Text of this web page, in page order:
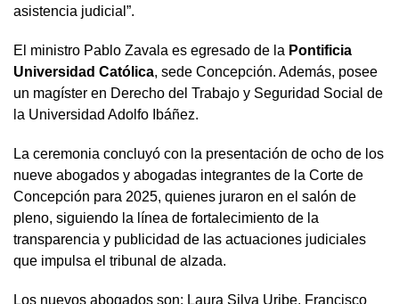
asistencia judicial”.
El ministro Pablo Zavala es egresado de la Pontificia
Universidad Católica, sede Concepción. Además, posee
un magíster en Derecho del Trabajo y Seguridad Social de
la Universidad Adolfo Ibáñez.
La ceremonia concluyó con la presentación de ocho de los
nueve abogados y abogadas integrantes de la Corte de
Concepción para 2025, quienes juraron en el salón de
pleno, siguiendo la línea de fortalecimiento de la
transparencia y publicidad de las actuaciones judiciales
que impulsa el tribunal de alzada.
Los nuevos abogados son: Laura Silva Uribe, Francisco